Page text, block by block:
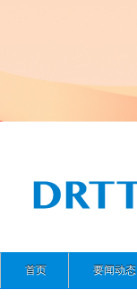
首页 要闻动态